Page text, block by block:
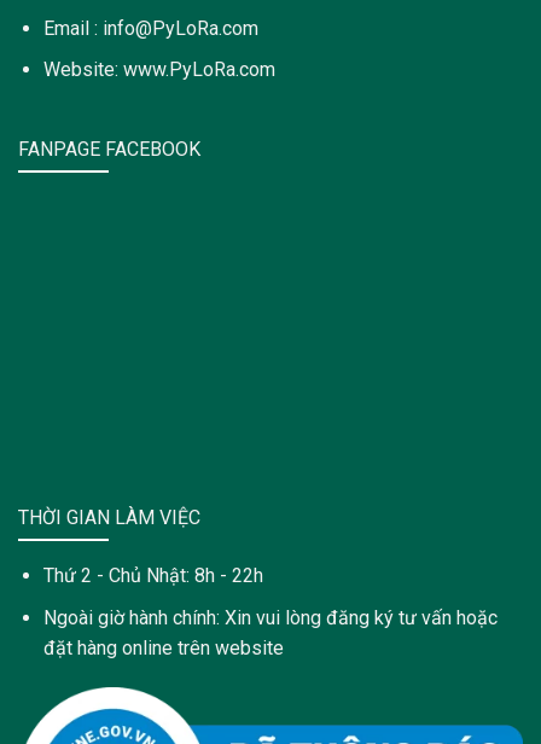
Email : info@PyLoRa.com
Website: www.PyLoRa.com
FANPAGE FACEBOOK
THỜI GIAN LÀM VIỆC
Thứ 2 - Chủ Nhật: 8h - 22h
Ngoài giờ hành chính: Xin vui lòng đăng ký tư vấn hoặc
đặt hàng online trên website